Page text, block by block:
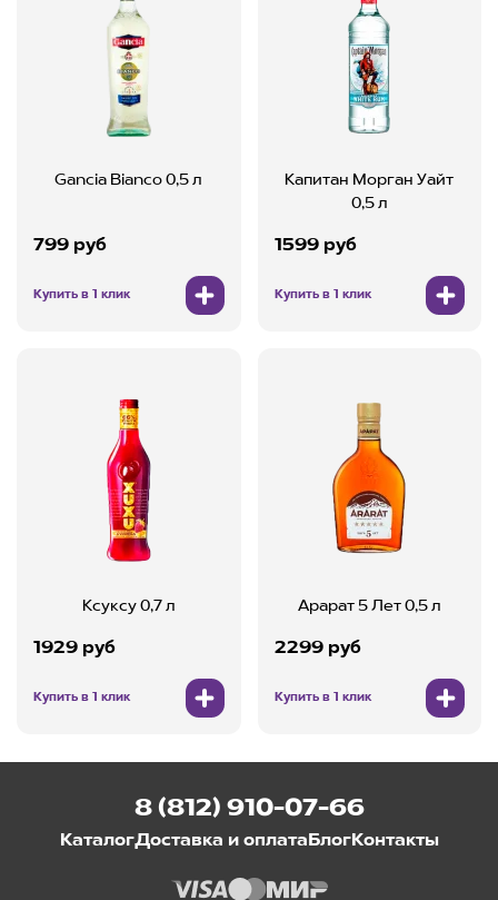
Gancia Bianco 0,5 л
799 руб
Купить в 1 клик
Капитан Морган Уайт
0,5 л
1599 руб
Купить в 1 клик
Ксуксу 0,7 л
1929 руб
Купить в 1 клик
Арарат 5 Лет 0,5 л
2299 руб
Купить в 1 клик
КаталогДоставка и оплата БлогКонтакты
8 (812) 910-07-66